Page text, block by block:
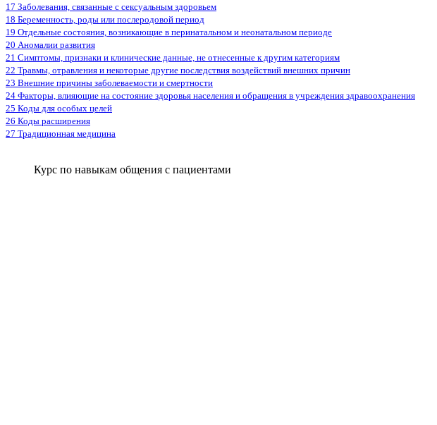
17 Заболевания, связанные с сексуальным здоровьем
18 Беременность, роды или послеродовой период
19 Отдельные состояния, возникающие в перинатальном и неонатальном периоде
20 Аномалии развития
21 Симптомы, признаки и клинические данные, не отнесенные к другим категориям
22 Травмы, отравления и некоторые другие последствия воздействий внешних причин
23 Внешние причины заболеваемости и смертности
24 Факторы, влияющие на состояние здоровья населения и обращения в учреждения здравоохранения
25 Коды для особых целей
26 Коды расширения
27 Традиционная медицина
Курс по навыкам общения с пациентами